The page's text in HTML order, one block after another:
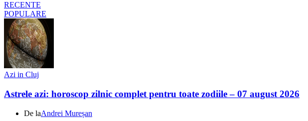
RECENTE
POPULARE
Azi in Cluj
Astrele azi: horoscop zilnic complet pentru toate zodiile – 07 august 2026
De laAndrei Mureșan